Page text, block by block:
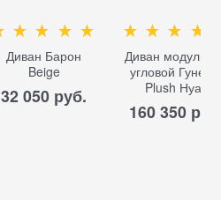
Диван Барон
Beige
32 050 руб.
Диван
угловой Гунер-
Plush Нуар
160 350